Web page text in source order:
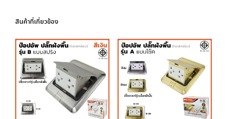
สินค้าที่เกี่ยวข้อง